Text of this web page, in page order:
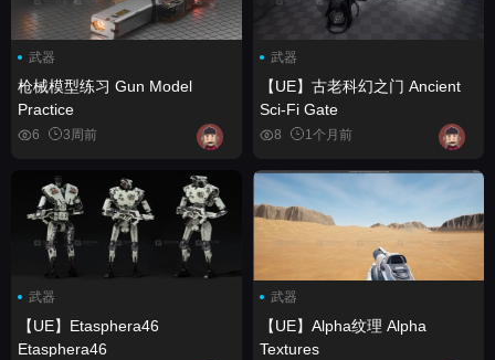
武器
枪械模型练习 Gun Model
Practice
6 3周前
武器
【UE】古老科幻之门 Ancient
Sci-Fi Gate
8 1个月前
武器
【UE】Etasphera46
Etasphera46
武器
【UE】Alpha纹理 Alpha
Textures